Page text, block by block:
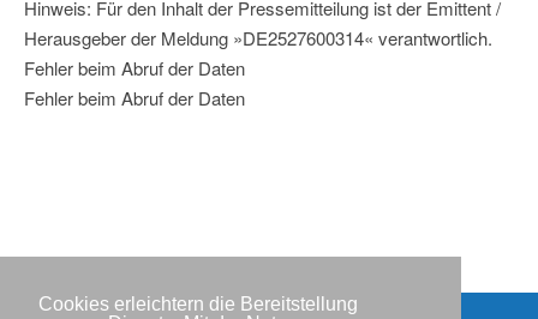
Cookies erleichtern die Bereitstellung
Hinweis: Für den Inhalt der Pressemitteilung ist der Emittent /
Herausgeber der Meldung »DE2527600314« verantwortlich.
Fehler beim Abruf der Daten
Fehler beim Abruf der Daten